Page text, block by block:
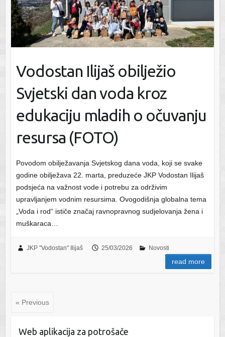
Vodostan Ilijaš obilježio
Svjetski dan voda kroz
edukaciju mladih o očuvanju
resursa (FOTO)
Povodom obilježavanja Svjetskog dana voda, koji se svake
godine obilježava 22. marta, preduzeće JKP Vodostan Ilijaš
podsjeća na važnost vode i potrebu za održivim
upravljanjem vodnim resursima. Ovogodišnja globalna tema
„Voda i rod“ ističe značaj ravnopravnog sudjelovanja žena i
muškaraca…
JKP "Vodostan" Ilijaš 25/03/2026 Novosti
read more
« Previous
Web aplikacija za potrošače